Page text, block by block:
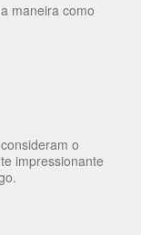
maneira como
o
impressionante